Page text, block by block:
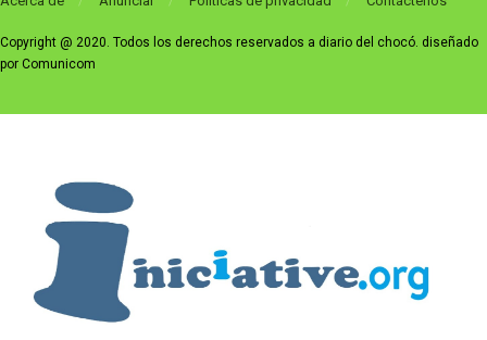
Copyright @ 2020. Todos los derechos reservados a diario del chocó. diseñado
por Comunicom